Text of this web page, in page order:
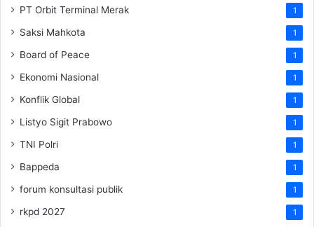
PT Orbit Terminal Merak 1
Saksi Mahkota 1
Board of Peace 1
Ekonomi Nasional 1
Konflik Global 1
Listyo Sigit Prabowo 1
TNI Polri 1
Bappeda 1
forum konsultasi publik 1
rkpd 2027 1